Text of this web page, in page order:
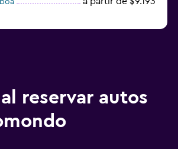
reservar autos